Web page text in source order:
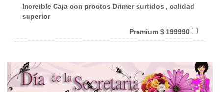
Increible Caja con proctos Drimer surtidos , calidad
superior
Premium $ 199990